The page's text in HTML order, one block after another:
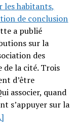
les habitants,
de conclusion
a publié
sur la
des
de la cité. Trois
d’être
associer, quand
s’appuyer sur la